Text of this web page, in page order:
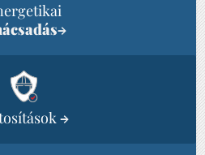
→
→